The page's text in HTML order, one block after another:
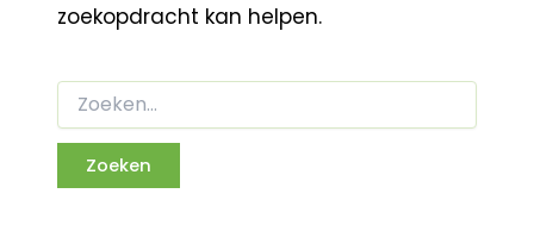
zoekopdracht kan helpen.